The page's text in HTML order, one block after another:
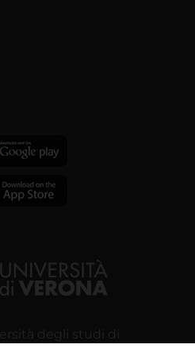
degli studi di